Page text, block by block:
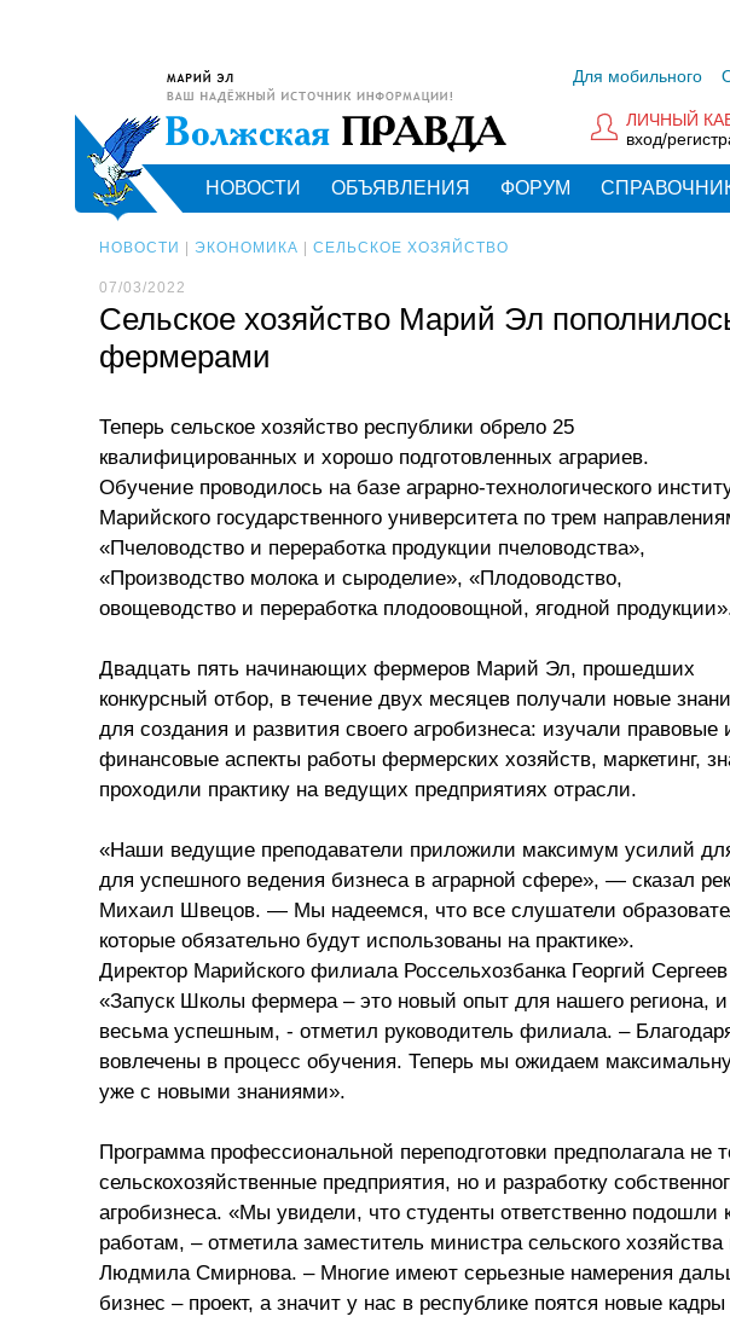
Для мобильного
ЛИЧНЫЙ
вход/
НОВОСТИ ОБЪЯВЛЕНИЯ ФОРУМ
НОВОСТИ ЭКОНОМИКА СЕЛЬСКОЕ ХОЗЯЙСТВО
07/03/2022
Сельское хозяйство Марий Эл
фермерами
Теперь сельское хозяйство республики обрело 25
квалифицированных и хорошо подготовленных аграриев.
Обучение проводилось на базе аграрно-технологического
Марийского государственного университета по трем
«Пчеловодство и переработка продукции пчеловодства»,
«Производство молока и сыроделие», «Плодоводство,
овощеводство и переработка плодоовощной, ягодной
Двадцать пять начинающих фермеров Марий Эл, прошедших
конкурсный отбор, в течение двух месяцев получали новые
для создания и развития своего агробизнеса: изучали правовые
финансовые аспекты работы фермерских хозяйств, маркетинг,
проходили практику на ведущих предприятиях отрасли.
«Наши ведущие преподаватели приложили максимум усилий
для успешного ведения бизнеса в аграрной сфере», — сказал
Михаил Швецов. — Мы надеемся, что все слушатели
которые обязательно будут использованы на практике».
Директор Марийского филиала Россельхозбанка Георгий
«Запуск Школы фермера – это новый опыт для нашего региона,
весьма успешным, - отметил руководитель филиала. –
вовлечены в процесс обучения. Теперь мы ожидаем
уже с новыми знаниями».
Программа профессиональной переподготовки предполагала не
сельскохозяйственные предприятия, но и разработку
агробизнеса. «Мы увидели, что студенты ответственно подошли
работам, – отметила заместитель министра сельского
Людмила Смирнова. – Многие имеют серьезные намерения
бизнес – проект, а значит у нас в республике поятся новые